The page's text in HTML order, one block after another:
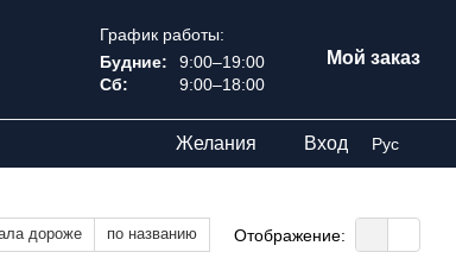
График работы:
Будние:
9:00–19:00
Сб:
9:00–18:00
Мой заказ
Желания Вход Рус
дороже по названию Отображение: